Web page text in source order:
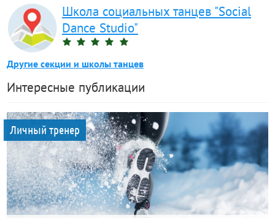
Школа социальных танцев "Social
Dance Studio"
Другие секции и школы танцев
Интересные публикации
Личный тренер